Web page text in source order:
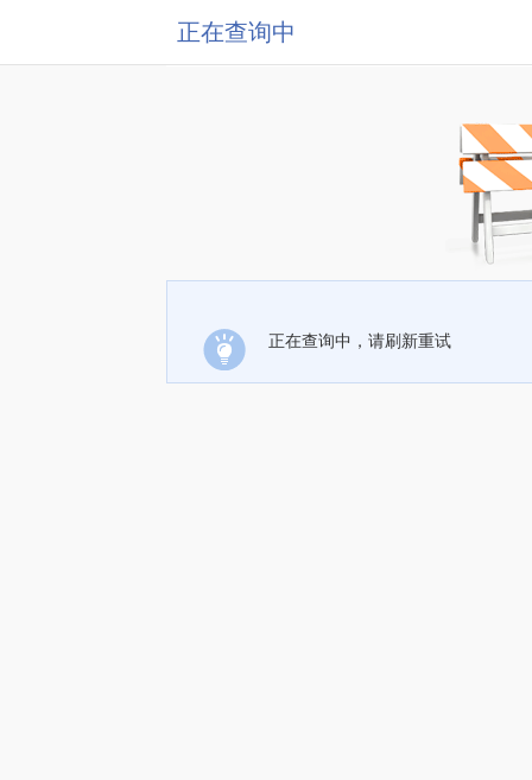
正在查询中
正在查询中，请刷新重试